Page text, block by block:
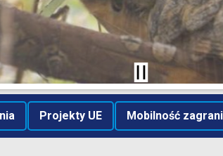
Projekty UE Mobilność